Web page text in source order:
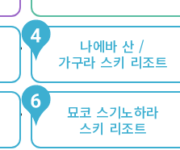
나에바 산 /
가구라 스키 리조트
묘코 스기노하라
스키 리조트